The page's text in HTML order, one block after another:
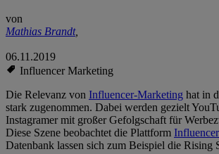
von
Mathias Brandt,
06.11.2019
Influencer Marketing
Die Relevanz von Influencer-Marketing hat in
stark zugenommen. Dabei werden gezielt
Instagramer mit großer Gefolgschaft für
Diese Szene beobachtet die Plattform
Datenbank lassen sich zum Beispiel die Rising